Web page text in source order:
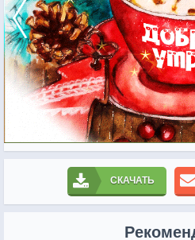
СКАЧАТЬ